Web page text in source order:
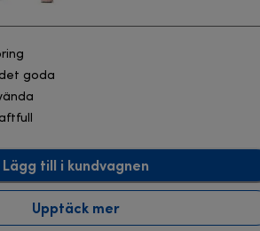
goda
Lägg till i kundvagnen
Upptäck mer